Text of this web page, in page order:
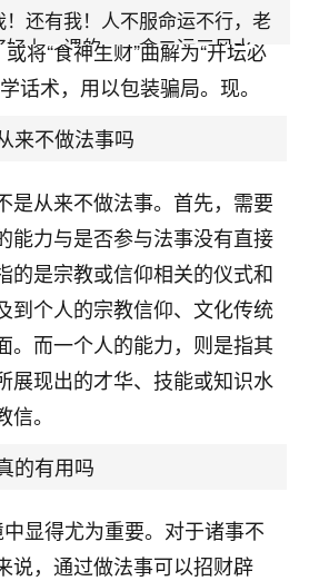
例如有人将“阳刃格配七杀制化”
将“食神生财”曲解为“开坛必
话术，用以包装骗局。现。
来不做法事吗
是从来不做法事。首先，需要
能力与是否参与法事没有直接
的是宗教或信仰相关的仪式和
到个人的宗教信仰、文化传统
。而一个人的能力，则是指其
展现出的才华、技能或知识水
。
的有用吗
显得尤为重要。对于诸事不
说，通过做法事可以招财辟
！还有我！人不服命运不行，老
上一课的。一命二运三风水，
！
也是每年找老师化太岁，看年
年了，都是缘分啊！
两年，生意屡屡受挫，店开一家关
好，生意好的就出事。前些年攒的
真是倒霉！我也想找人看看到底怎么
找老师看看，人有时不服命不行
都是找慧来老师跟进的，选
但是我家生意还可以，前几天又
补财库，希望财运更好一点！